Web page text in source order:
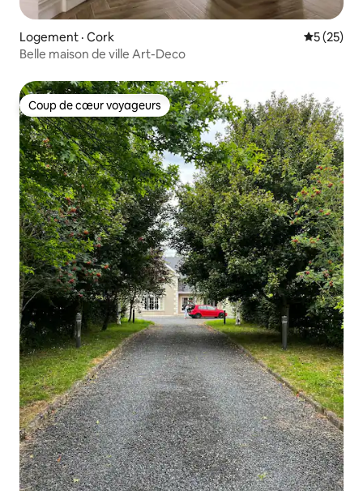
Logement · Cork Note
5 (25)
Belle maison de ville Art-Deco
Coup de cœur voyageurs
Coup de cœur voyageurs